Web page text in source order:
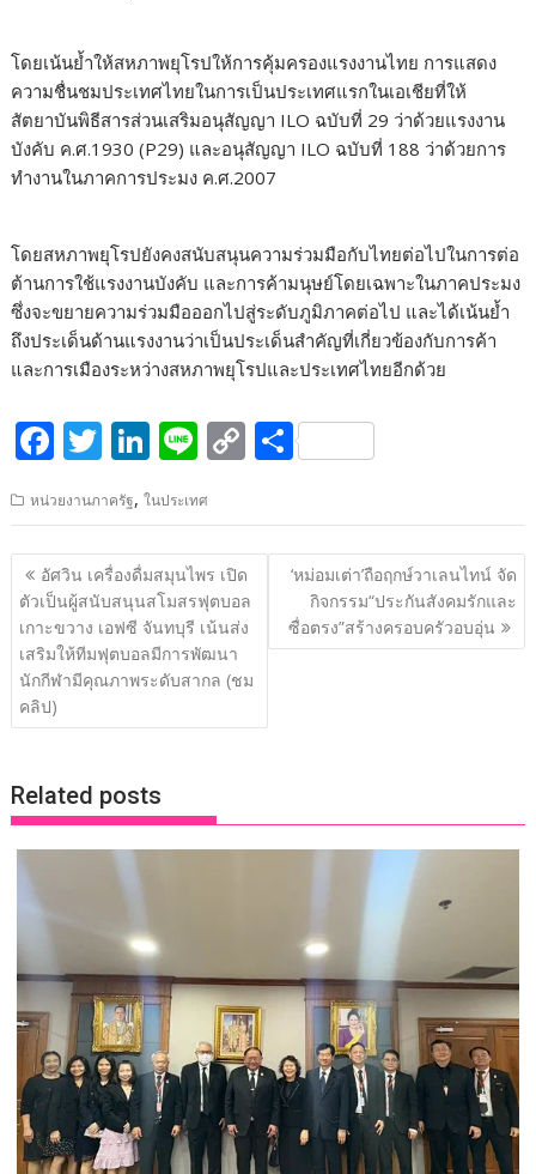
โดยเน้นย้ำให้สหภาพยุโรปให้การคุ้มครองแรงงานไทย การแสดง
ความชื่นชมประเทศไทยในการเป็นประเทศแรกในเอเชียที่ให้
สัตยาบันพิธีสารส่วนเสริมอนุสัญญา ILO ฉบับที่ 29 ว่าด้วยแรงงาน
บังคับ ค.ศ.1930 (P29) และอนุสัญญา ILO ฉบับที่ 188 ว่าด้วยการ
ทำงานในภาคการประมง ค.ศ.2007
โดยสหภาพยุโรปยังคงสนับสนุนความร่วมมือกับไทยต่อไปในการต่อ
ต้านการใช้แรงงานบังคับ และการค้ามนุษย์โดยเฉพาะในภาคประมง
ซึ่งจะขยายความร่วมมือออกไปสู่ระดับภูมิภาคต่อไป และได้เน้นย้ำ
ถึงประเด็นด้านแรงงานว่าเป็นประเด็นสำคัญที่เกี่ยวข้องกับการค้า
และการเมืองระหว่างสหภาพยุโรปและประเทศไทยอีกด้วย
F
e
b
o
o
k
T
itt
er
Li
k
e
dI
n
Li
e
C
p
y
Li
n
k
S
ar
e
หน่วยงานภาครัฐ,ในประเทศ
แนะแนว
เรื่อง
อัศวิน เครื่องดื่มสมุนไพร เปิด
ตัวเป็นผู้สนับสนุนสโมสรฟุตบอล
เกาะขวาง เอฟซี จันทบุรี เน้นส่ง
เสริมให้ทีมฟุตบอลมีการพัฒนา
นักกีฬามีคุณภาพระดับสากล (ชม
คลิป)
‘หม่อมเต่า’ถือฤกษ์วาเลนไทน์ จัด
กิจกรรม“ประกันสังคมรักและ
ซื่อตรง”สร้างครอบครัวอบอุ่น
Related posts